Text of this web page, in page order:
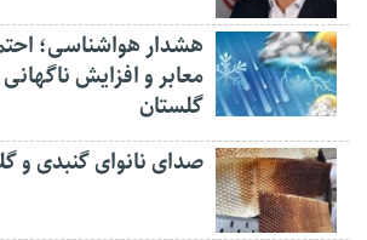
هشدار هواشناسی؛
معابر و افزایش
گلستان
صدای نانوای گنبدی و